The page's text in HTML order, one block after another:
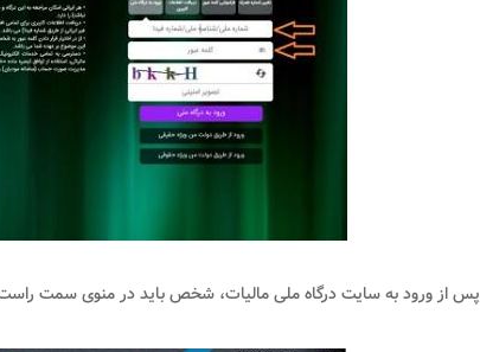
پس از ورود به سایت درگاه ملی مالیات، شخص باید در منوی سمت راست